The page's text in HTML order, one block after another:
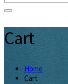
Cart
Home
Cart